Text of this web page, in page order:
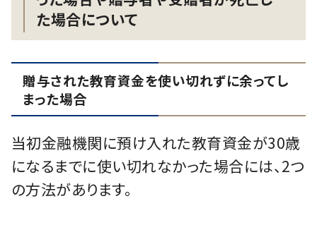
た場合について
贈与された教育資金を使い切れずに余ってし
まった場合
当初⾦融機関に預け⼊れた教育資⾦が30歳
になるまでに使い切れなかった場合には、2つ
の⽅法があります。